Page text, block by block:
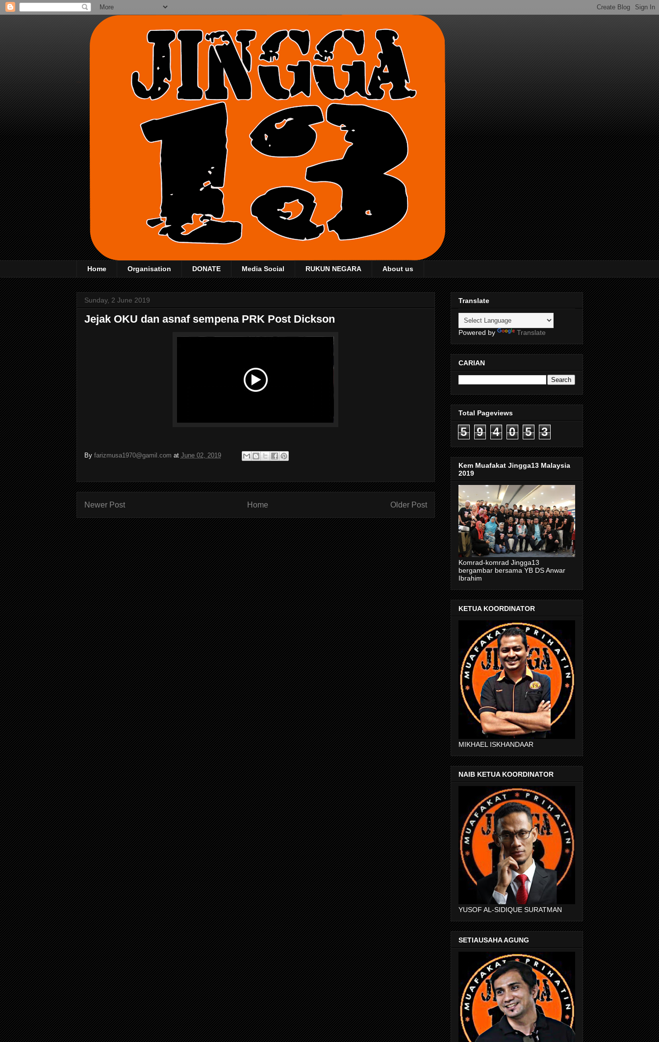
Home Organisation DONATE Media Social RUKUN NEGARA About us
Sunday, 2 June 2019
Jejak OKU dan asnaf sempena PRK Post Dickson
By farizmusa1970@gamil.com at June 02, 2019
Newer Post Older Post
Home
Translate
Powered by Translate
CARIAN
Total Pageviews
5 9 4 0 5 3
Kem Muafakat Jingga13 Malaysia
2019
Komrad-komrad Jingga13
bergambar bersama YB DS Anwar
Ibrahim
KETUA KOORDINATOR
MIKHAEL ISKHANDAAR
NAIB KETUA KOORDINATOR
YUSOF AL-SIDIQUE SURATMAN
SETIAUSAHA AGUNG